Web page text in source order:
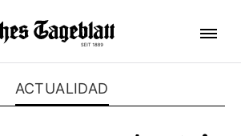
ACTUALIDAD